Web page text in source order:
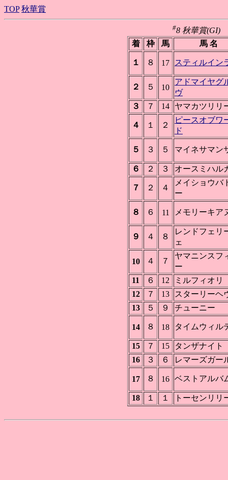
TOP 秋華賞
#8 秋華賞(GI)
着
枠 馬 馬 名
１ ８ 17 スティルイン
２ ５ 10
アドマイヤグ
ヴ
３
７ 14 ヤマカツリリ
４ １ ２
ピースオブワ
ド
５ ３ ５ マイネサマン
６ ２ ３ オースミハル
７ ２ ４
メイショウバ
ー
８ ６ 11 メモリーキア
９ ４ ８
レンドフェリ
ェ
10 ４ ７
ヤマニンスフ
ー
11
６ 12
ミルフィオリ
12
７ 13
スターリーヘ
13
５ ９ チューニー
14 ８ 18 タイムウィル
15 ７ 15
タンザナイト
16
３ ６ レマーズガー
17 ８ 16 ベストアルバ
18 １ １ トーセンリリ